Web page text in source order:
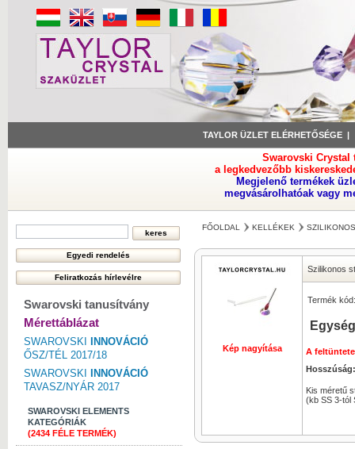
TAYLOR ÜZLET ELÉRHETŐSÉGE
Swarovski Crystal
a legkedvezőbb
Megjelenő termékek
megvásárolhatóak vagy
Swarovski tanusítvány
Mérettáblázat
SWAROVSKI
INNOVÁCIÓ
ŐSZ/TÉL 2017/18
SWAROVSKI
INNOVÁCIÓ
TAVASZ/NYÁR 2017
SWAROVSKI ELEMENTS
KATEGÓRIÁK
(2434 FÉLE TERMÉK)
FŐOLDAL KELLÉKEK
Kép nagyítása
Szilikonos
Termék kód:
A
Hosszúság:
Kis méretű
(kb SS 3-tól